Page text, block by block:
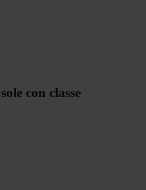
con classe